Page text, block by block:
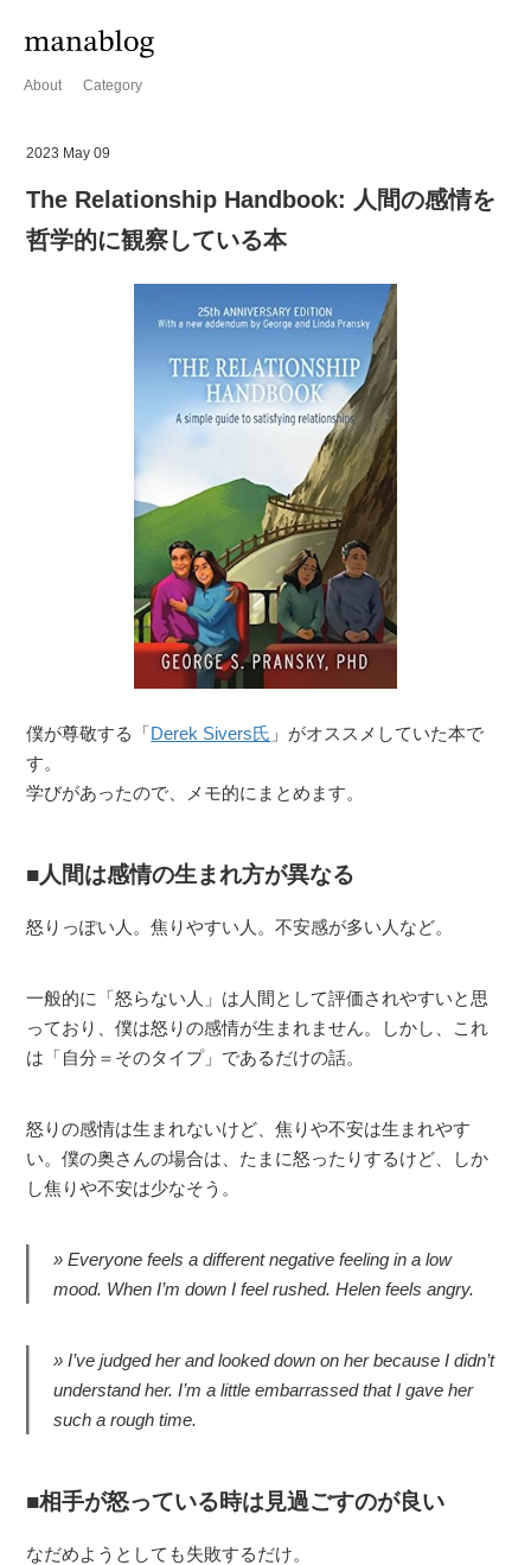
About Category
2023 May 09
The Relationship Handbook: 人間の感情を
哲学的に観察している本
僕が尊敬する「Derek Sivers氏 」がオススメしていた本で
す。
学びがあったので、メモ的にまとめます。
人間は感情の生まれ方が異なる
怒りっぽい人。焦りやすい人。不安感が多い人など。
一般的に「怒らない人」は人間として評価されやすいと思
っており、僕は怒りの感情が生まれません。しかし、これ
は「自分＝そのタイプ」であるだけの話。
怒りの感情は生まれないけど、焦りや不安は生まれやす
い。僕の奥さんの場合は、たまに怒ったりするけど、しか
し焦りや不安は少なそう。
Everyone feels a different negative feeling in a low
mood. When I’m down I feel rushed. Helen feels angry.
I’ve judged her and looked down on her because I didn’t
understand her. I’m a little embarrassed that I gave her
such a rough time.
相手が怒っている時は見過ごすのが良い
なだめようとしても失敗するだけ。